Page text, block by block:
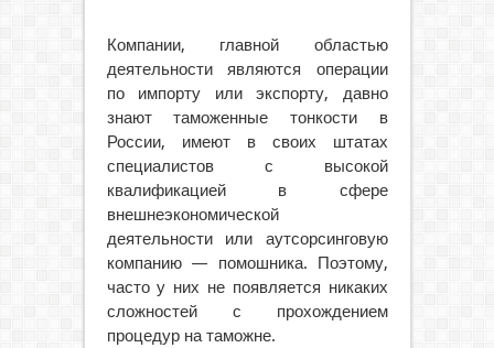
Компании, главной областью
деятельности являются операции
по импорту или экспорту, давно
знают таможенные тонкости в
России, имеют в своих штатах
специалистов с высокой
квалификацией в сфере
внешнеэкономической
деятельности или аутсорсинговую
компанию — помошника. Поэтому,
часто у них не появляется никаких
сложностей с прохождением
процедур на таможне.